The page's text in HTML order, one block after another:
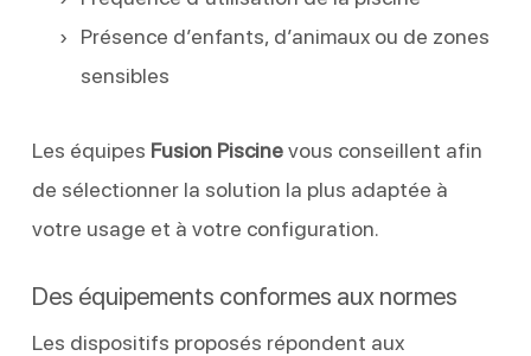
Présence d’enfants, d’animaux ou de zones
sensibles
Les équipes Fusion Piscinevous conseillent afin
de sélectionner la solution la plus adaptée à
votre usage et à votre configuration.
Des équipements conformes aux normes
Les dispositifs proposés répondent aux